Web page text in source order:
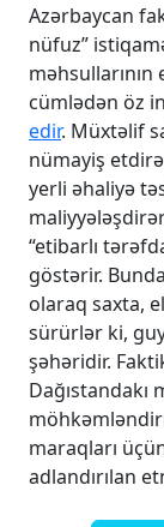
Azərbaycan
nüfuz”
məhsullarının
cümlədən öz
edir. Müxtəlif
nümayiş
yerli əhaliyə
“etibarlı
göstərir.
olaraq saxta,
sürürlər ki,
şəhəridir.
Dağıstandakı
maraqları
adlandırılan